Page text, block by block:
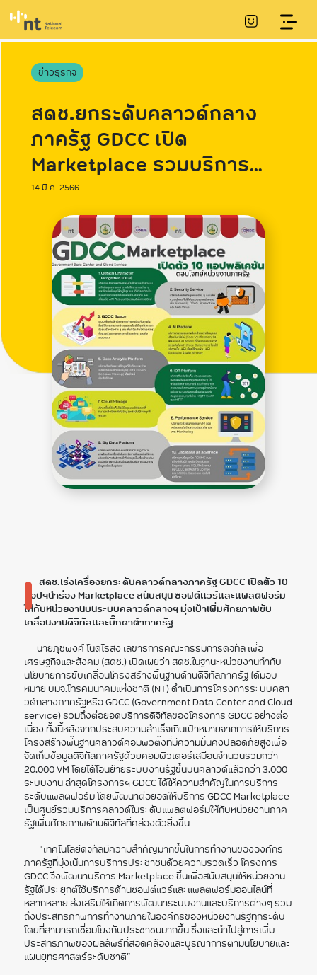
ข่าวธุรกิจ
สดช.ยกระดับคลาวด์กลาง
ภาครัฐ GDCC เปิด
Marketplace รวมบริการ
แพลตฟอร์มและแอปพลิเคชัน
เพื่อภาครัฐ
14 มี.ค. 2566
สดช.เร่งเครื่องยกระดับคลาวด์กลางภาครัฐ GDCC เปิดตัว 10
แอปฯนำร่อง Marketplace สนับสนุน ซอฟต์แวร์และแพลตฟอร์ม
ให้กับหน่วยงานบนระบบคลาวด์กลางฯ มุ่งเป้าเพิ่มศักยภาพขับ
เคลื่อนงานดิจิทัลและบิ๊กดาต้าภาครัฐ
นายภุชพงค์ โนดไธสง เลขาธิการคณะกรรมการดิจิทัล เพื่อ
เศรษฐกิจและสังคม (สดช.) เปิดเผยว่า สดช.ในฐานะหน่วยงานกำกับ
นโยบายการขับเคลื่อนโครงสร้างพื้นฐานด้านดิจิทัลภาครัฐ ได้มอบ
หมาย บมจ.โทรคมนาคมแห่งชาติ (NT) ดำเนินการโครงการระบบคลา
วด์กลางภาครัฐหรือ GDCC (Government Data Center and Cloud
service) รวมถึงต่อยอดบริการดิจิทัลของโครงการ GDCC อย่างต่อ
เนื่อง ทั้งนี้หลังจากประสบความสำเร็จเกินเป้าหมายจากการให้บริการ
โครงสร้างพื้นฐานคลาวด์คอมพิวติ้งที่มีความมั่นคงปลอดภัยสูงเพื่อ
จัดเก็บข้อมูลดิจิทัลภาครัฐด้วยคอมพิวเตอร์เสมือนจำนวนรวมกว่า
20,000 VM โดยได้โอนย้ายระบบงานรัฐขึ้นบนคลาวด์แล้วกว่า 3,000
ระบบงาน ล่าสุดโครงการฯ GDCC ได้ให้ความสำคัญในการบริการ
ระดับแพลตฟอร์ม โดยพัฒนาต่อยอดให้บริการ GDCC Marketplace
เป็นศูนย์รวมบริการคลาวด์ในระดับแพลตฟอร์มให้กับหน่วยงานภาค
รัฐเพิ่มศักยภาพด้านดิจิทัลที่คล่องตัวยิ่งขึ้น
"เทคโนโลยีดิจิทัลมีความสำคัญมากขึ้นในการทำงานขององค์กร
ภาครัฐที่มุ่งเน้นการบริการประชาชนด้วยความรวดเร็ว โครงการ
GDCC จึงพัฒนาบริการ Marketplace ขึ้นเพื่อสนับสนุนให้หน่วยงาน
รัฐได้ประยุกต์ใช้บริการด้านซอฟต์แวร์และแพลตฟอร์มออนไลน์ที่
หลากหลาย ส่งเสริมให้เกิดการพัฒนาระบบงานและบริการต่างๆ รวม
ถึงประสิทธิภาพการทำงานภายในองค์กรของหน่วยงานรัฐทุกระดับ
โดยที่สามารถเชื่อมโยงกับประชาชนมากขึ้น ซึ่งและนำไปสู่การเพิ่ม
ประสิทธิภาพของผลลัพธ์ที่สอดคล้องและบูรณาการตามนโยบายและ
แผนยุทธศาสตร์ระดับชาติ”